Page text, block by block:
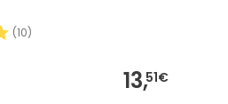
(10)
13,51€